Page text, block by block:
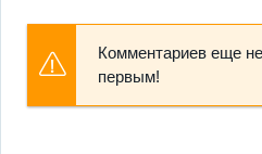
Комментариев еще
первым!